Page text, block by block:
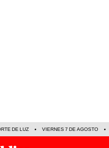
DE LUZ VIERNES 7 DE AGOSTO